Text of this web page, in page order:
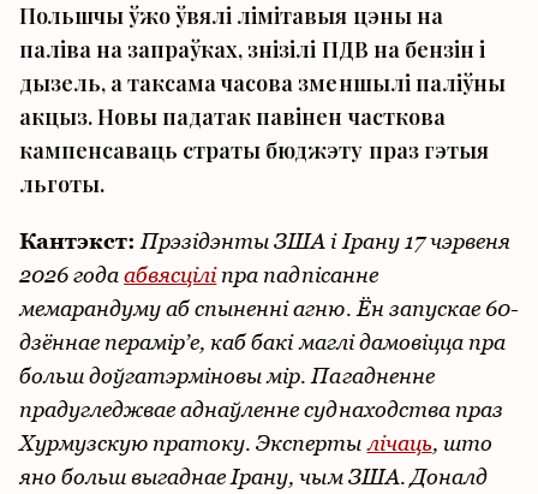
Польшчы ўжо ўвялі лімітавыя цэны на
паліва на запраўках, знізілі ПДВ на бензін і
дызель, а таксама часова зменшылі паліўны
акцыз. Новы падатак павінен часткова
кампенсаваць страты бюджэту праз гэтыя
льготы.
Кантэкст: Прэзідэнты ЗША і Ірану 17 чэрвеня
2026 годаабвясціліпра падпісанне
мемарандуму аб спыненні агню. Ён запускае 60-
дзённае перамір’е, каб бакі маглі дамовіцца пра
больш доўгатэрміновы мір. Пагадненне
прадугледжвае аднаўленне суднаходства праз
Хурмузскую пратоку. Экспертылічаць, што
яно больш выгаднае Ірану, чым ЗША. Доналд